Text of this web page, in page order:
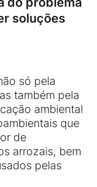
soluções
só pela
também pela
ambiental
que
de
arrozais, bem
pelas